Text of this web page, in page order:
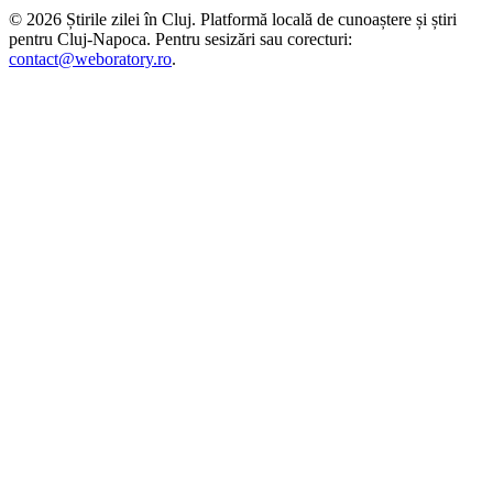
© 2026 Știrile zilei în Cluj. Platformă locală de cunoaștere și știri
pentru Cluj-Napoca. Pentru sesizări sau corecturi:
contact@weboratory.ro.